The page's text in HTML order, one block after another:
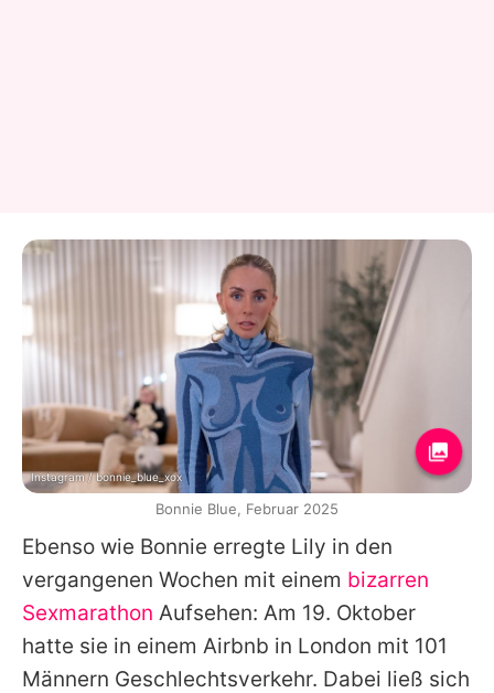
Ebenso wie Bonnie erregte Lily in den
vergangenen Wochen mit einem bizarren
Sexmarathon Aufsehen: Am 19. Oktober
hatte sie in einem Airbnb in London mit 101
Männern Geschlechtsverkehr. Dabei ließ sich
Instagram / bonnie_blue_xox
Bonnie Blue, Februar 2025